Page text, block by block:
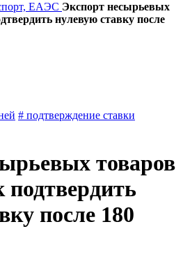
ЕАЭС Экспорт несырьевых
нулевую ставку после
# подтверждение ставки
товаров
после 180